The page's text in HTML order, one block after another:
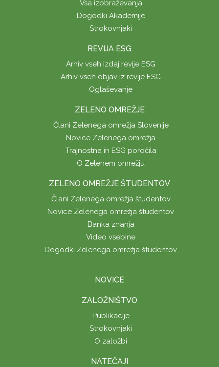
Vsa izobraževanja
Dogodki Akademije
Strokovnjaki
REVIJA ESG
Arhiv vseh izdaj revije ESG
Arhiv vseh objav iz revije ESG
Oglaševanje
ZELENO OMREŽJE
Člani Zelenega omrežja Slovenije
Novice Zelenega omrežja
Trajnostna in ESG poročila
O Zelenem omrežju
ZELENO OMREŽJE ŠTUDENTOV
Člani Zelenega omrežja študentov
Novice Zelenega omrežja študentov
Banka znanja
Video vsebine
Dogodki Zelenega omrežja študentov
NOVICE
ZALOŽNIŠTVO
Publikacije
Strokovnjaki
O založbi
NATEČAJI